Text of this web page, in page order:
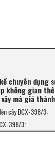
chuyên
không gian
mà giá
cây ĐCX-398/3:
398/3: